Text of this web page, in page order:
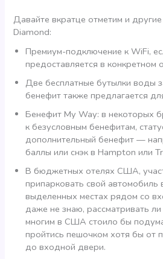
Давайте вкратце отметим и
Diamond:
Премиум-подключение к WiFi,
предоставляется в конкретном
Две бесплатные бутылки воды
бенефит также предлагается
Бенефит My Way: в некоторых
к безусловным бенефитам,
дополнительный бенефит —
баллы или снэк в Hampton или
В бюджетных отелях США,
припарковать свой автомобиль
выделенных местах рядом со
даже не знаю, рассматривать
многим в США стоило бы
пройтись пешочком хотя бы от
до входной двери.